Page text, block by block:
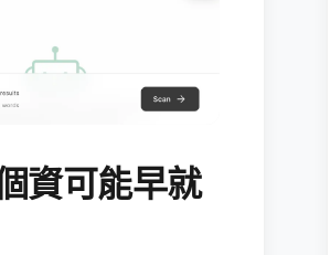
資可能早就